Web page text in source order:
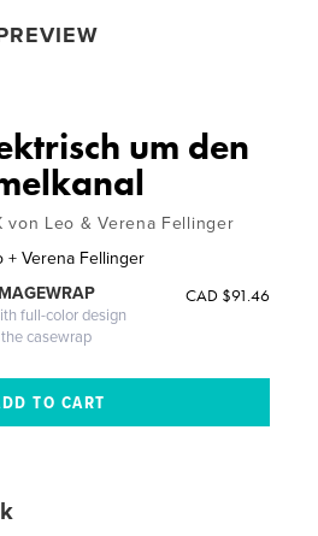
um den
von Leo & Verena Fellinger
+ Verena Fellinger
full-color design
casewrap
CAD $91.46